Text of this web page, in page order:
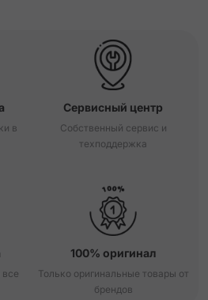
в
Сервисный центр
Собственный сервис и
техподдержка
100% оригинал
Только оригинальные товары от
брендов